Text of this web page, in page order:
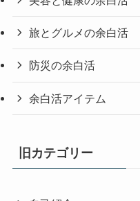
旅とグルメの余白活
防災の余白活
余白活アイテム
旧カテゴリー